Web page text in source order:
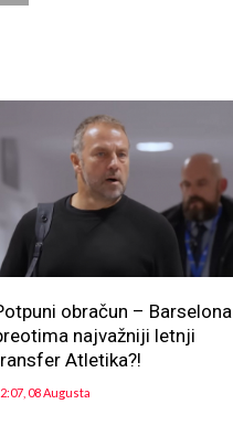
obračun – Barselona
najvažniji letnji
Atletika?!
08 Augusta